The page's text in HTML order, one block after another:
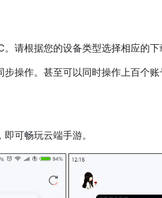
根据您的设备类型选择相应的下
作。甚至可以同时操作上百个账
可畅玩云端手游。